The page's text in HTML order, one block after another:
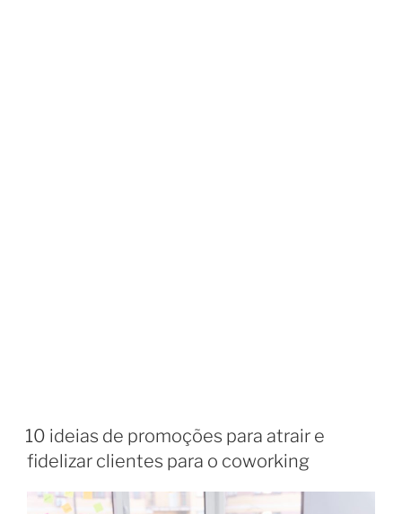
10 ideias de promoções para atrair e
fidelizar clientes para o coworking